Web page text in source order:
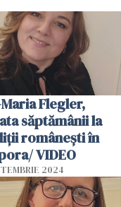
Flegler,
săptămânii la
românești în
VIDEO
2024